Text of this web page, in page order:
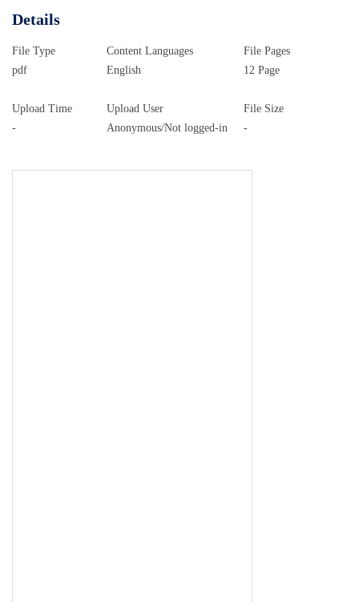
Details
File Type
pdf
Upload Time
-
Content Languages
English
Upload User
Anonymous/Not logged-in
File Pages
12 Page
File Size
-